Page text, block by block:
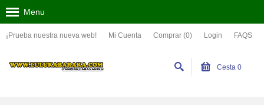
¡Prueba nuestra nueva web! Mi Cuenta Comprar (0) Login FAQS
Menu
Cesta 0